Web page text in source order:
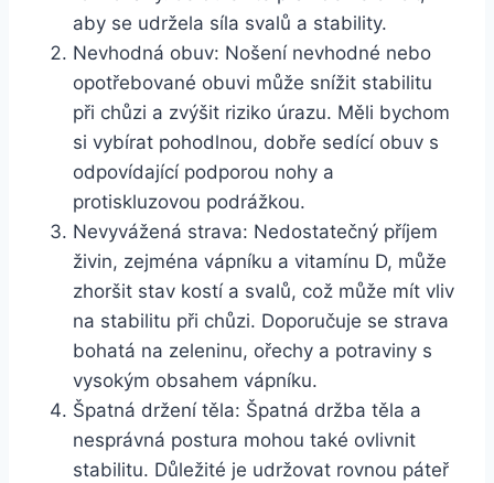
aby se udržela síla svalů a stability.
Nevhodná obuv: Nošení nevhodné nebo
opotřebované obuvi může snížit stabilitu
při chůzi a zvýšit riziko úrazu. Měli bychom
si vybírat pohodlnou, dobře sedící obuv s
odpovídající podporou nohy a
protiskluzovou podrážkou.
Nevyvážená strava: Nedostatečný příjem
živin, zejména vápníku a vitamínu D, může
zhoršit stav kostí a svalů, což může mít vliv
na stabilitu při chůzi. Doporučuje se strava
bohatá na zeleninu, ořechy a potraviny s
vysokým obsahem vápníku.
Špatná držení těla: Špatná držba těla a
nesprávná postura mohou také ovlivnit
stabilitu. Důležité je udržovat rovnou páteř